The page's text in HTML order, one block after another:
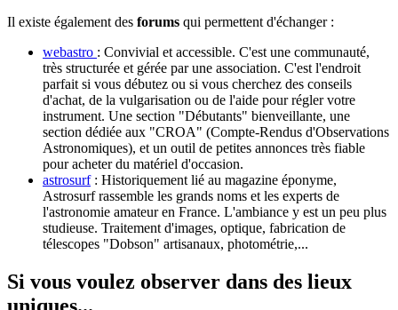
Il existe également des forums qui permettent d'échanger :
webastro : Convivial et accessible. C'est une communauté,
très structurée et gérée par une association. C'est l'endroit
parfait si vous débutez ou si vous cherchez des conseils
d'achat, de la vulgarisation ou de l'aide pour régler votre
instrument. Une section "Débutants" bienveillante, une
section dédiée aux "CROA" (Compte-Rendus d'Observations
Astronomiques), et un outil de petites annonces très fiable
pour acheter du matériel d'occasion.
astrosurf: Historiquement lié au magazine éponyme,
Astrosurf rassemble les grands noms et les experts de
l'astronomie amateur en France. L'ambiance y est un peu plus
studieuse. Traitement d'images, optique, fabrication de
télescopes "Dobson" artisanaux, photométrie,...
Si vous voulez observer dans des lieux